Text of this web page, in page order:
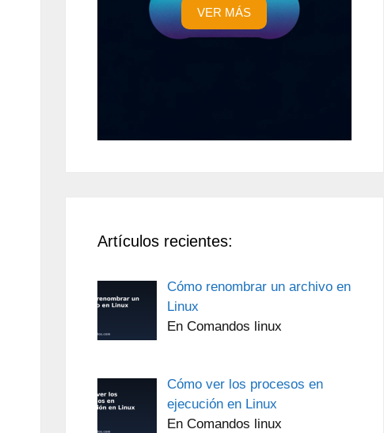
VER MÁS
Artículos recientes:
Cómo renombrar un archivo en
Linux
En Comandos linux
Cómo ver los procesos en
ejecución en Linux
En Comandos linux